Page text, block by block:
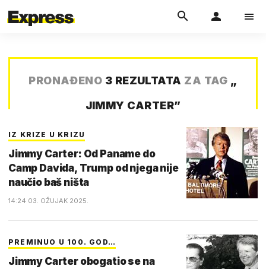
PRONAĐENO 3 REZULTATA ZA TAG „
JIMMY CARTER”
IZ KRIZE U KRIZU
Jimmy Carter: Od Paname do
Camp Davida, Trump od njega nije
naučio baš ništa
14:24 03. OŽUJAK 2025.
PREMINUO U 100. GOD…
Jimmy Carter obogatio se na